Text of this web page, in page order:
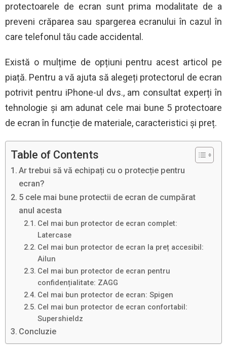
protectoarele de ecran sunt prima modalitate de a
preveni crăparea sau spargerea ecranului în cazul în
care telefonul tău cade accidental.
Există o mulțime de opțiuni pentru acest articol pe
piață. Pentru a vă ajuta să alegeți protectorul de ecran
potrivit pentru iPhone-ul dvs., am consultat experți în
tehnologie și am adunat cele mai bune 5 protectoare
de ecran în funcție de materiale, caracteristici și preț.
Table of Contents
Ar trebui să vă echipați cu o protecție pentru
ecran?
5 cele mai bune protectii de ecran de cumpărat
anul acesta
Cel mai bun protector de ecran complet:
Latercase
Cel mai bun protector de ecran la preț accesibil:
Ailun
Cel mai bun protector de ecran pentru
confidențialitate: ZAGG
Cel mai bun protector de ecran: Spigen
Cel mai bun protector de ecran confortabil:
Supershieldz
Concluzie